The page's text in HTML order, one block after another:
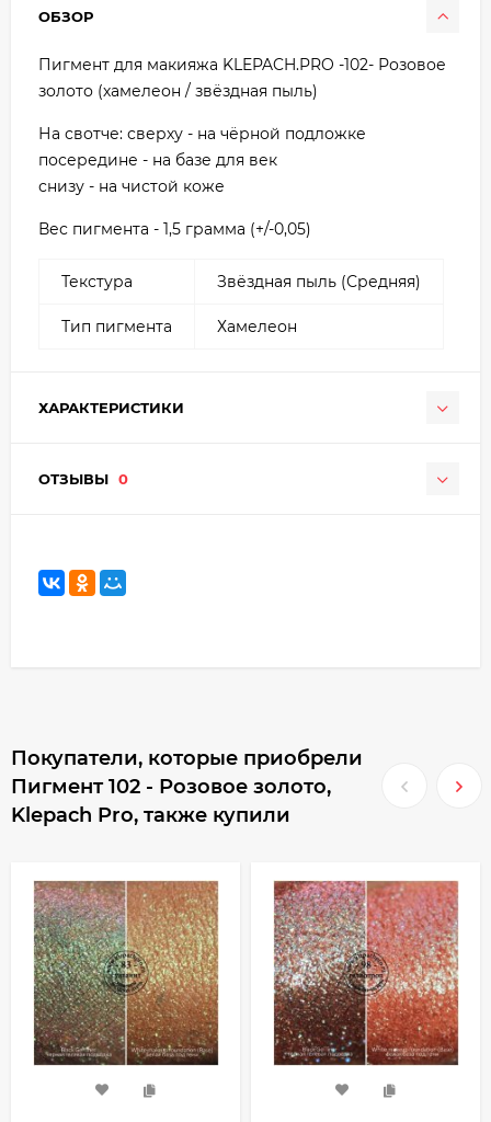
ОБЗОР
Пигмент для макияжа KLEPACH.PRO -102- Розовое
золото (хамелеон / звёздная пыль)
На свотче: сверху - на чёрной подложке
посередине - на базе для век
снизу - на чистой коже
Вес пигмента - 1,5 грамма (+/-0,05)
Текстура Звёздная пыль (Средняя)
Тип пигмента Хамелеон
ХАРАКТЕРИСТИКИ
ОТЗЫВЫ 0
Покупатели, которые приобрели
Пигмент 102 - Розовое золото,
Klepach Pro, также купили